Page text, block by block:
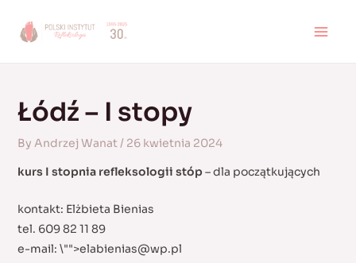
Łódź – I stopy
By Andrzej Wanat/ 26 kwietnia 2024
kurs I stopnia refleksologii stóp– dla początkujących
kontakt: Elżbieta Bienias
tel. 609 82 11 89
e-mail: \"">elabienias@wp.pl